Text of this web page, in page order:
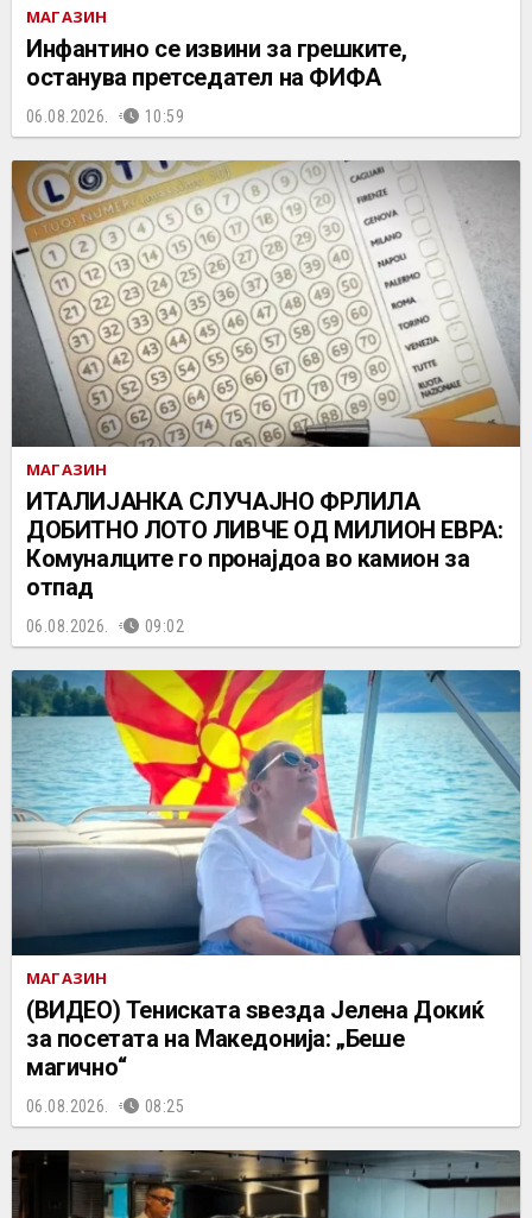
МАГАЗИН
Инфантино се извини за грешките,
останува претседател на ФИФА
06.08.2026. 10:59
МАГАЗИН
ИТАЛИЈАНКА СЛУЧАЈНО ФРЛИЛА
ДОБИТНО ЛОТО ЛИВЧЕ ОД МИЛИОН ЕВРА:
Комуналците го пронајдоа во камион за
отпад
06.08.2026. 09:02
МАГАЗИН
(ВИДЕО) Тениската ѕвезда Јелена Докиќ
за посетата на Македонија: „Беше
магично“
06.08.2026. 08:25